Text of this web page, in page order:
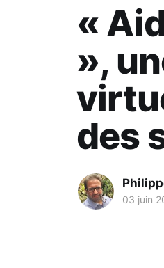
«
»,
des
03 juin